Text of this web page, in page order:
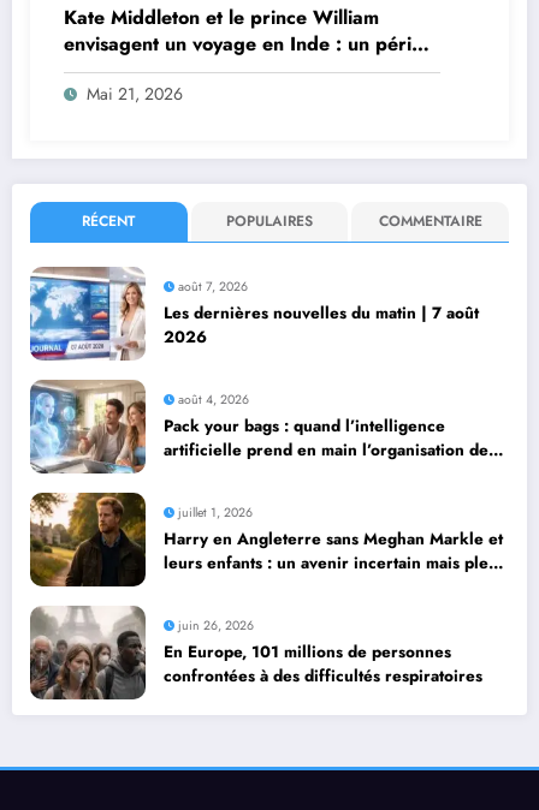
Kate Middleton et le prince William
envisagent un voyage en Inde : un périple
royal aux défis inattendus
Mai 21, 2026
RÉCENT POPULAIRES COMMENTAIRE
août 7, 2026
Les dernières nouvelles du matin | 7 août
2026
août 4, 2026
Pack your bags : quand l’intelligence
artificielle prend en main l’organisation de
juillet 1, 2026
Harry en Angleterre sans Meghan Markle et
leurs enfants : un avenir incertain mais plein
juin 26, 2026
En Europe, 101 millions de personnes
confrontées à des difficultés respiratoires